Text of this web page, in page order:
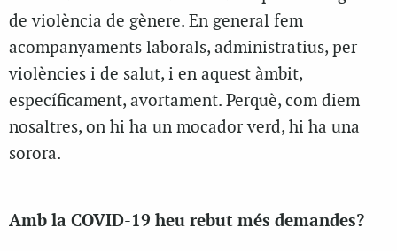
de violència de gènere. En general fem
acompanyaments laborals, administratius, per
violències i de salut, i en aquest àmbit,
específicament, avortament. Perquè, com diem
nosaltres, on hi ha un mocador verd, hi ha una
sorora.
Amb la COVID-19 heu rebut més demandes?